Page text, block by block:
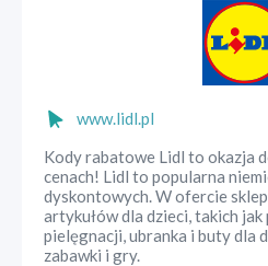
www.lidl.pl
Kody rabatowe Lidl to okazja
cenach! Lidl to popularna
dyskontowych. W ofercie
artykułów dla dzieci, takich
pielęgnacji, ubranka i buty dla
zabawki i gry.